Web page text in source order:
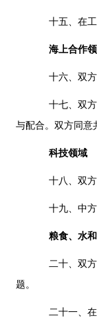
十五、在工
海上合作
十六、双方
十七、双方承
与配合。双方同意
科技领域
十八、双方
十九、中方感
粮食、水
二十、双方对
题。
二十一、在